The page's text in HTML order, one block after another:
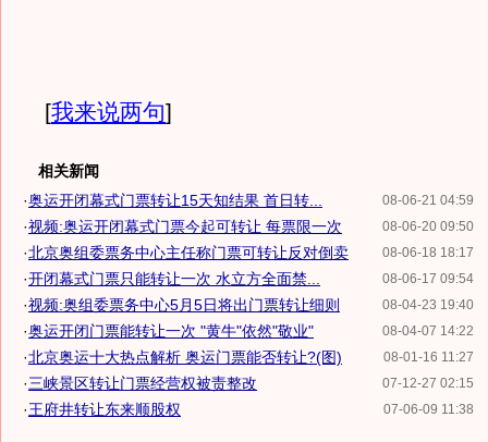
[我来说两句]
相关新闻
08-06-21 04:59
·奥运开闭幕式门票转让15天知结果 首日转...
08-06-20 09:50
·视频:奥运开闭幕式门票今起可转让 每票限一次
08-06-18 18:17
·北京奥组委票务中心主任称门票可转让反对倒卖
08-06-17 09:54
·开闭幕式门票只能转让一次 水立方全面禁...
08-04-23 19:40
·视频:奥组委票务中心5月5日将出门票转让细则
08-04-07 14:22
·奥运开闭门票能转让一次 "黄牛"依然"敬业"
08-01-16 11:27
·北京奥运十大热点解析 奥运门票能否转让?(图)
07-12-27 02:15
·三峡景区转让门票经营权被责整改
07-06-09 11:38
·王府井转让东来顺股权